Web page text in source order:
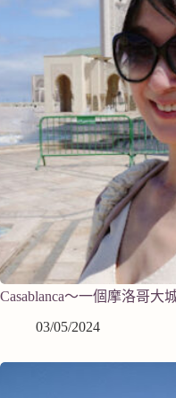
Casablanca～一個摩洛哥大
03/05/2024